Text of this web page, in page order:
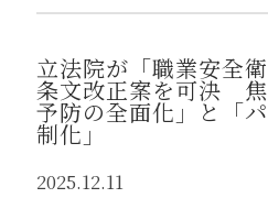
立法院が「職業安全
条文改正案を可決
予防の全面化」と「
制化」
2025.12.11